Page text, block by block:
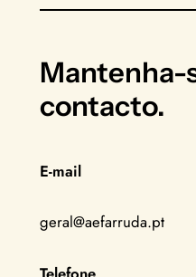
Mantenha-
contacto.
E-mail
geral@aefarruda.pt